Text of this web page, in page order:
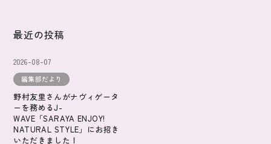
最近の投稿
2026-08-07
編集部だより
野村友里さんがナヴィゲータ
ーを務めるJ-
WAVE「SARAYA ENJOY!
NATURAL STYLE」にお招き
いただきました！